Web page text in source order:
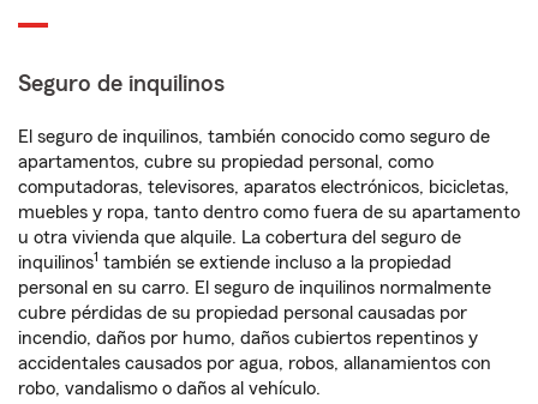
Seguro de inquilinos
El seguro de inquilinos, también conocido como seguro de
apartamentos, cubre su propiedad personal, como
computadoras, televisores, aparatos electrónicos, bicicletas,
muebles y ropa, tanto dentro como fuera de su apartamento
u otra vivienda que alquile. La cobertura del seguro de
inquilinos1 también se extiende incluso a la propiedad
personal en su carro. El seguro de inquilinos normalmente
cubre pérdidas de su propiedad personal causadas por
incendio, daños por humo, daños cubiertos repentinos y
accidentales causados por agua, robos, allanamientos con
robo, vandalismo o daños al vehículo.